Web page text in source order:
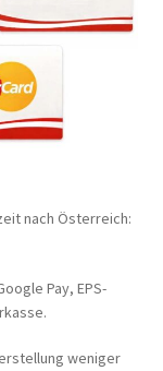
nach Österreich:
Pay, EPS-
weniger